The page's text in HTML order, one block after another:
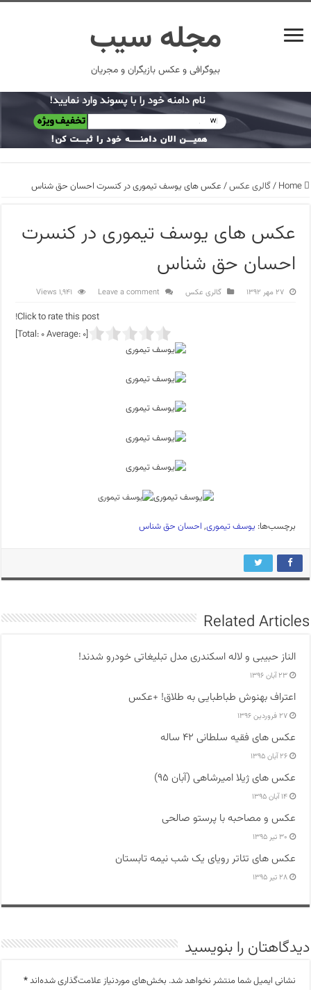
مجله سیب
بیوگرافی و عکس بازیگران و مجریان
Home
/گالری عکس/ عکس های یوسف تیموری در کنسرت احسان حق شناس
عکس های یوسف تیموری در کنسرت
احسان حق شناس
۲۷ مهر ۱۳۹۲ گالری عکس Leave a comment
1,941 Views
Click to rate this post!
[Total:
0Average: 0
]
برچسب‌ها: یوسف تیموری, احسان حق شناس
Related Articles
الناز حبیبی و لاله اسکندری مدل تبلیغاتی خودرو شدند!
۲۳ آبان ۱۳۹۶
اعتراف بهنوش طباطبایی به طلاق! +عکس
۲۷ فروردین ۱۳۹۶
عکس های فقیه سلطانی ۴۲ ساله
۲۶ آبان ۱۳۹۵
عکس های ژیلا امیرشاهی (آبان ۹۵)
۱۴ آبان ۱۳۹۵
عکس و مصاحبه با پرستو صالحی
۳۰ تیر ۱۳۹۵
عکس های تئاتر رویای یک شب نیمه تابستان
۲۸ تیر ۱۳۹۵
دیدگاهتان را بنویسید
نشانی ایمیل شما منتشر نخواهد شد. بخش‌های موردنیاز علامت‌گذاری شده‌اند*